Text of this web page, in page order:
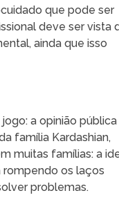
que pode ser
deve ser vista
ainda que isso
a opinião
família Kardashian,
muitas famílias: a
rompendo os laços
problemas.